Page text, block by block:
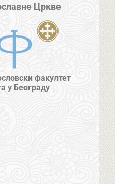
Цркве
факултет
у Београду